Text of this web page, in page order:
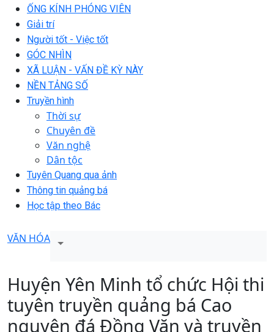
ỐNG KÍNH PHÓNG VIÊN
Giải trí
Người tốt - Việc tốt
GÓC NHÌN
XÃ LUẬN - VẤN ĐỀ KỲ NÀY
NỀN TẢNG SỐ
Truyền hình
Thời sự
Chuyên đề
Văn nghệ
Dân tộc
Tuyên Quang qua ảnh
Thông tin quảng bá
Học tập theo Bác
VĂN HÓA
Huyện Yên Minh tổ chức Hội thi
tuyên truyền quảng bá Cao
nguyên đá Đồng Văn và truyền